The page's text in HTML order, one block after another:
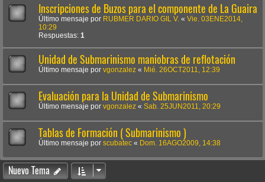
Inscripciones de Buzos para el componente de La Guaira
Último mensaje por RUBMER DARIO GIL V. « Vie. 03ENE2014,
10:29
Respuestas: 1
Unidad de Submarinismo maniobras de reflotación
Último mensaje por vgonzalez « Mié. 26OCT2011, 12:39
Evaluación para la Unidad de Submarinismo
Último mensaje por vgonzalez « Sab. 25JUN2011, 20:29
Tablas de Formación ( Submarinismo )
Último mensaje por scubatec « Dom. 16AGO2009, 14:38
Nuevo Tema